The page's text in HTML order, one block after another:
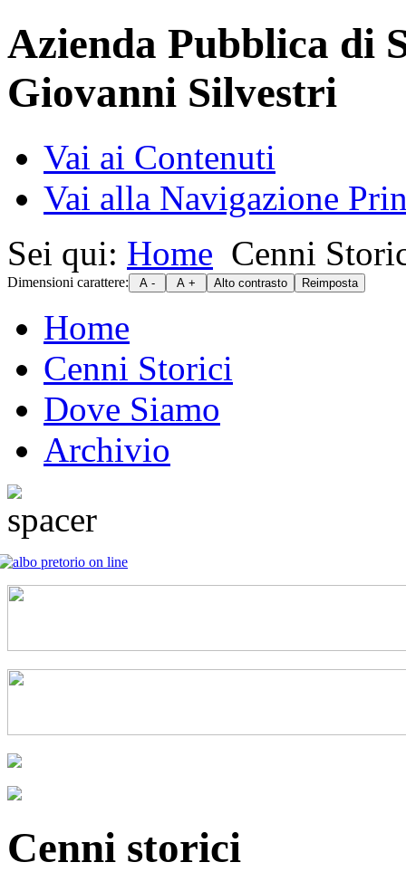
Azienda Pubblica di
Giovanni Silvestri
Vai ai Contenuti
Vai alla Navigazione
Sei qui: Home Cenni
Dimensioni carattere:
Home
Cenni Storici
Dove Siamo
Archivio
Cenni storici